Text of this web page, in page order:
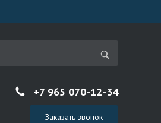
+7 965 070-12-34
Заказать звонок